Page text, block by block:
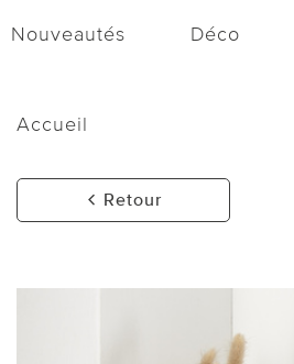
Nouveautés Déco
Accueil
Retour